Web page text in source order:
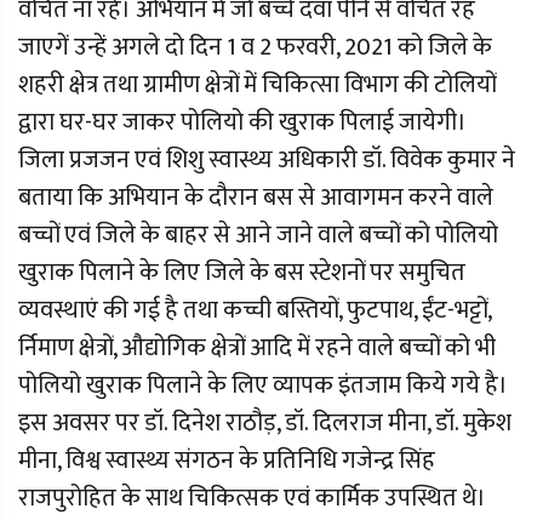
वंचित ना रहे। अभियान में जो बच्चे दवा पीने से वंचित रह
जाएगें उन्हें अगले दो दिन 1 व 2 फरवरी, 2021 को जिले के
शहरी क्षेत्र तथा ग्रामीण क्षेत्रों में चिकित्सा विभाग की टोलियों
द्वारा घर-घर जाकर पोलियो की खुराक पिलाई जायेगी।
जिला प्रजजन एवं शिशु स्वास्थ्य अधिकारी डॉ. विवेक कुमार ने
बताया कि अभियान के दौरान बस से आवागमन करने वाले
बच्चों एवं जिले के बाहर से आने जाने वाले बच्चों को पोलियो
खुराक पिलाने के लिए जिले के बस स्टेशनों पर समुचित
व्यवस्थाएं की गई है तथा कच्ची बस्तियों, फुटपाथ, ईंट-भट्टों,
र्निमाण क्षेत्रों, औद्योगिक क्षेत्रों आदि में रहने वाले बच्चों को भी
पोलियो खुराक पिलाने के लिए व्यापक इंतजाम किये गये है।
इस अवसर पर डॉ. दिनेश राठौड़, डॉ. दिलराज मीना, डॉ. मुकेश
मीना, विश्व स्वास्थ्य संगठन के प्रतिनिधि गजेन्द्र सिंह
राजपुरोहित के साथ चिकित्सक एवं कार्मिक उपस्थित थे।